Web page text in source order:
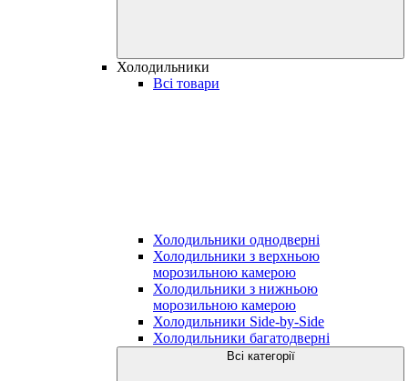
Холодильники
Всі товари
Холодильники однодверні
Холодильники з верхньою
морозильною камерою
Холодильники з нижньою
морозильною камерою
Холодильники Side-by-Side
Холодильники багатодверні
Всі категорії